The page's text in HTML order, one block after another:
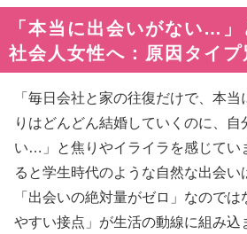
「本当に出会いがない…
社会人女性へ：原因タイプ
「毎日会社と家の往復だけで、本
りはどんどん結婚していくのに、自
い…」と焦りやイライラを感じてい
ると学生時代のような自然な出会い
「出会いの絶対量がゼロ」なので
やすい接点」が生活の動線に組み込